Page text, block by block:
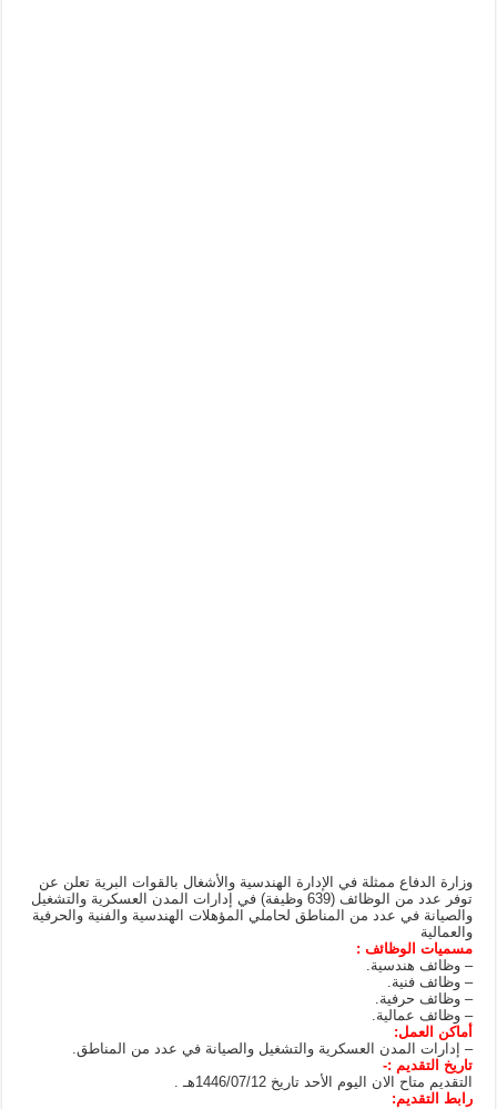
وزارة الدفاع ممثلة في الإدارة الهندسية والأشغال بالقوات البرية تعلن عن
توفر عدد من الوظائف (639 وظيفة) في إدارات المدن العسكرية والتشغيل
والصيانة في عدد من المناطق لحاملي المؤهلات الهندسية والفنية والحرفية
والعمالية
مسميات الوظائف :
– وظائف هندسية.
– وظائف فنية.
– وظائف حرفية.
– وظائف عمالية.
أماكن العمل:
– إدارات المدن العسكرية والتشغيل والصيانة في عدد من المناطق.
تاريخ التقديم :-
التقديم متاح الان اليوم الأحد تاريخ 1446/07/12هـ .
رابط التقديم: